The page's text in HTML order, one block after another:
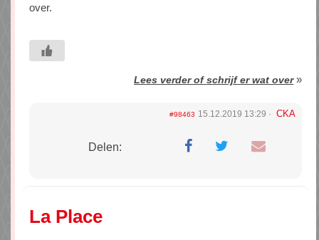
over.
Lees verder of schrijf er wat over»
#98463 15.12.2019 13:29 CKA
Delen:
La Place